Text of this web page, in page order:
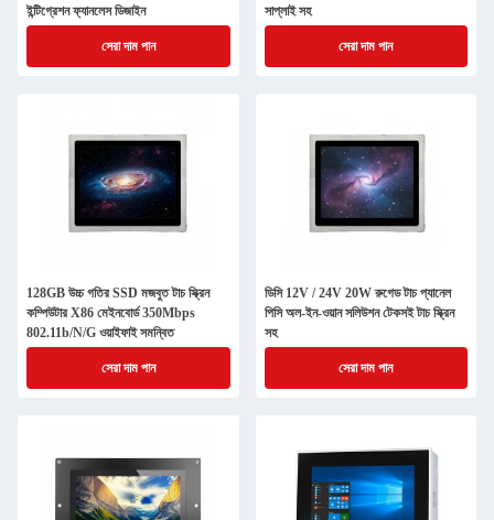
ইন্টিগ্রেশন ফ্যানলেস ডিজাইন
সেরা দাম পান
সাপ্লাই সহ
সেরা দাম পান
128GB উচ্চ গতির SSD মজবুত টাচ স্ক্রিন
কম্পিউটার X86 মেইনবোর্ড 350Mbps
802.11b/N/G ওয়াইফাই সমন্বিত
সেরা দাম পান
ডিসি 12V / 24V 20W রুগেড টাচ প্যানেল
পিসি অল-ইন-ওয়ান সলিউশন টেকসই টাচ স্ক্রিন
সহ
সেরা দাম পান